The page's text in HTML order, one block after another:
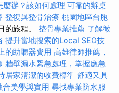
麼辦？該如何處理 可靠的辦桌
整復與整骨治療 桃園地區台胞
的旅程。 整骨專業推薦 了解徵
提升當地搜索的Local SEO技
的助聽器費用 高雄律師推薦，
牆壁漏水緊急處理，掌握應急
居家清潔的收費標準 舒適又具
美學與實用 尋找專業防水服